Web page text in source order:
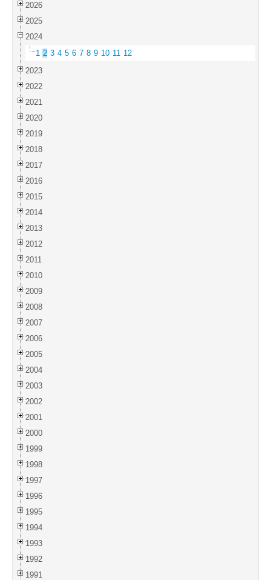
2026
2025
2024
1 2 3 4 5 6 7 8 9 10 11 12
2023
2022
2021
2020
2019
2018
2017
2016
2015
2014
2013
2012
2011
2010
2009
2008
2007
2006
2005
2004
2003
2002
2001
2000
1999
1998
1997
1996
1995
1994
1993
1992
1991